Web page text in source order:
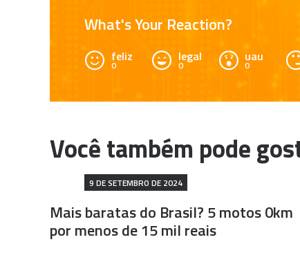
What's Your Reaction?
feliz
0
legal
0
uau
0
9 DE SETEMBRO DE 2024
Mais baratas do Brasil? 5 motos 0km
por menos de 15 mil reais